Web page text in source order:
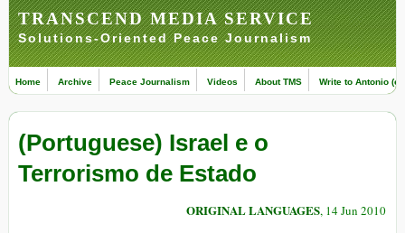
TRANSCEND MEDIA SERVICE
Solutions-Oriented Peace Journalism
Home Archive Peace Journalism Videos About TMS Write to Antonio
(Portuguese) Israel e o
Terrorismo de Estado
ORIGINAL LANGUAGES, 14 Jun 2010